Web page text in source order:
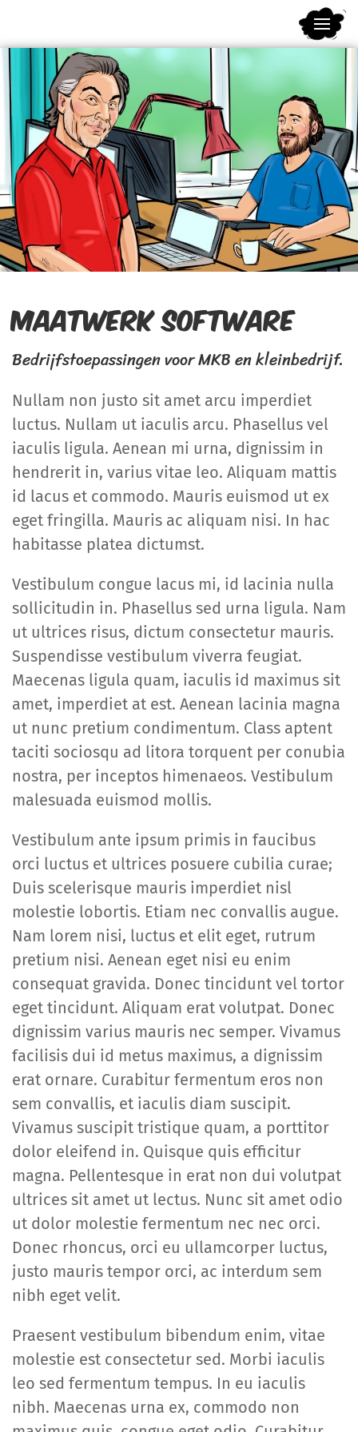
Terug naar hoofdinhoud
Maatwerk software
Bedrijfstoepassingen voor MKB en kleinbedrijf.
Nullam non justo sit amet arcu imperdiet
luctus. Nullam ut iaculis arcu. Phasellus vel
iaculis ligula. Aenean mi urna, dignissim in
hendrerit in, varius vitae leo. Aliquam mattis
id lacus et commodo. Mauris euismod ut ex
eget fringilla. Mauris ac aliquam nisi. In hac
habitasse platea dictumst.
Vestibulum congue lacus mi, id lacinia nulla
sollicitudin in. Phasellus sed urna ligula. Nam
ut ultrices risus, dictum consectetur mauris.
Suspendisse vestibulum viverra feugiat.
Maecenas ligula quam, iaculis id maximus sit
amet, imperdiet at est. Aenean lacinia magna
ut nunc pretium condimentum. Class aptent
taciti sociosqu ad litora torquent per conubia
nostra, per inceptos himenaeos. Vestibulum
malesuada euismod mollis.
Vestibulum ante ipsum primis in faucibus
orci luctus et ultrices posuere cubilia curae;
Duis scelerisque mauris imperdiet nisl
molestie lobortis. Etiam nec convallis augue.
Nam lorem nisi, luctus et elit eget, rutrum
pretium nisi. Aenean eget nisi eu enim
consequat gravida. Donec tincidunt vel tortor
eget tincidunt. Aliquam erat volutpat. Donec
dignissim varius mauris nec semper. Vivamus
facilisis dui id metus maximus, a dignissim
erat ornare. Curabitur fermentum eros non
sem convallis, et iaculis diam suscipit.
Vivamus suscipit tristique quam, a porttitor
dolor eleifend in. Quisque quis efficitur
magna. Pellentesque in erat non dui volutpat
ultrices sit amet ut lectus. Nunc sit amet odio
ut dolor molestie fermentum nec nec orci.
Donec rhoncus, orci eu ullamcorper luctus,
justo mauris tempor orci, ac interdum sem
nibh eget velit.
Praesent vestibulum bibendum enim, vitae
molestie est consectetur sed. Morbi iaculis
leo sed fermentum tempus. In eu iaculis
nibh. Maecenas urna ex, commodo non